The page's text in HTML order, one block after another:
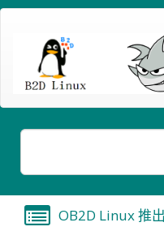
OB2D Linux 推